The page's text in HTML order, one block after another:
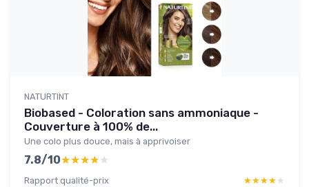
NATURTINT
Biobased - Coloration sans ammoniaque -
Couverture à 100% de...
Une colo plus douce, mais à apprivoiser
7.8/10★★★★★
★★★★★
Rapport qualité-prix ★★★★★
★★★★★